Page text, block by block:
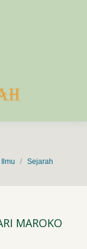
Ilmu Sejarah
MAROKO